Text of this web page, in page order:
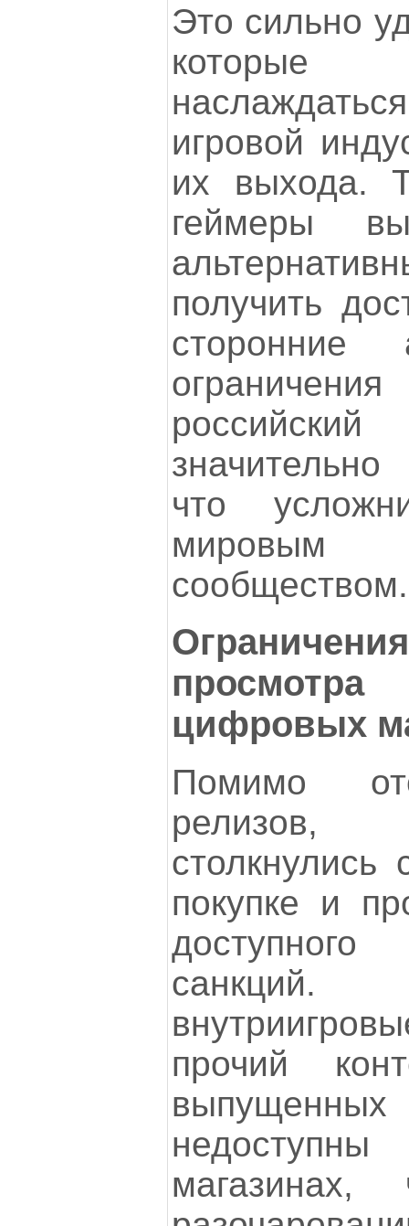
Это сильно
игровой
их выхода.
геймеры
получить
сторонние
что
сообществом.
цифровых
Помимо
релизов,
покупке и
санкций.
прочий